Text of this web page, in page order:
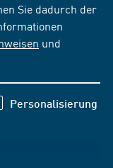
Sie dadurch der
und
Personalisierung